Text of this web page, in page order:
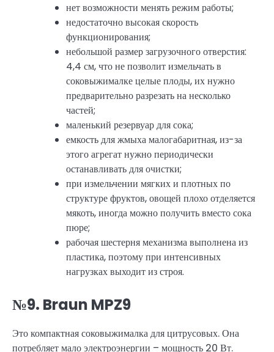
нет возможности менять режим работы;
недостаточно высокая скорость
функционирования;
небольшой размер загрузочного отверстия:
4,4 см, что не позволит измельчать в
соковыжималке целые плоды, их нужно
предварительно разрезать на несколько
частей;
маленький резервуар для сока;
емкость для жмыха малогабаритная, из-за
этого агрегат нужно периодически
останавливать для очистки;
при измельчении мягких и плотных по
структуре фруктов, овощей плохо отделяется
мякоть, иногда можно получить вместо сока
пюре;
рабочая шестерня механизма выполнена из
пластика, поэтому при интенсивных
нагрузках выходит из строя.
№9. Braun MPZ9
Это компактная соковыжималка для цитрусовых. Она
потребляет мало электроэнергии – мощность 20 Вт.